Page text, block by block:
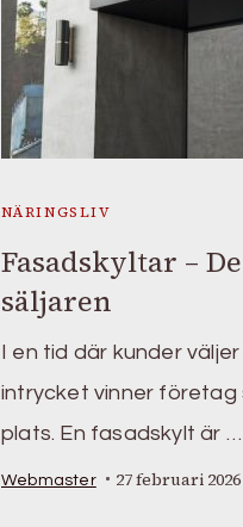
NÄRINGSLIV
Fasadskyltar –
säljaren
I en tid där kunder
intrycket vinner företag
plats. En fasadskylt är …
Webmaster 27 februari 2026